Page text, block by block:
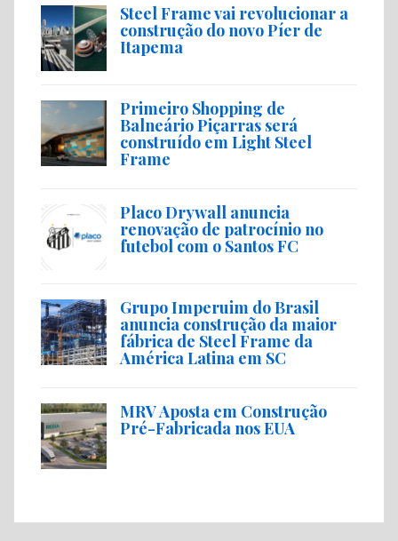
Steel Frame vai revolucionar a
construção do novo Píer de
Itapema
Primeiro Shopping de
Balneário Piçarras será
construído em Light Steel
Frame
Placo Drywall anuncia
renovação de patrocínio no
futebol com o Santos FC
Grupo Imperuim do Brasil
anuncia construção da maior
fábrica de Steel Frame da
América Latina em SC
MRV Aposta em Construção
Pré-Fabricada nos EUA